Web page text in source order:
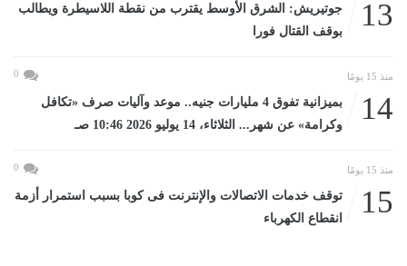
13
جوتيريش: الشرق الأوسط يقترب من نقطة اللاسيطرة ويطالب
بوقف القتال فورا
منذ 15 يومًا 0
14
بميزانية تفوق 4 مليارات جنيه.. موعد وآليات صرف «تكافل
وكرامة» عن شهر... الثلاثاء، 14 يوليو 2026 10:46 صـ
منذ 15 يومًا 0
15
توقف خدمات الاتصالات والإنترنت فى كوبا بسبب استمرار أزمة
انقطاع الكهرباء